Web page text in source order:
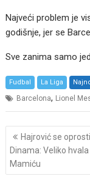
Najveći problem je
godišnje, jer se
Sve zanima samo
Fudbal La Liga
Barcelona, Lionel
Post
navigation
Hajrović se
Dinama: Veliko
Mamiću